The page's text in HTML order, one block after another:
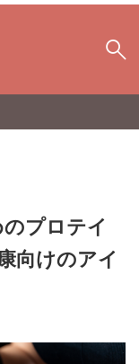
のプロテイ
向けのアイ